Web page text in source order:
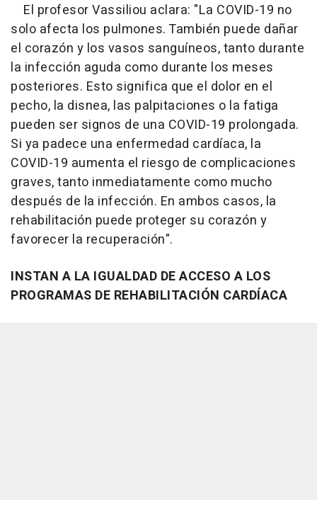
El profesor Vassiliou aclara: "La COVID-19 no
solo afecta los pulmones. También puede dañar
el corazón y los vasos sanguíneos, tanto durante
la infección aguda como durante los meses
posteriores. Esto significa que el dolor en el
pecho, la disnea, las palpitaciones o la fatiga
pueden ser signos de una COVID-19 prolongada.
Si ya padece una enfermedad cardíaca, la
COVID-19 aumenta el riesgo de complicaciones
graves, tanto inmediatamente como mucho
después de la infección. En ambos casos, la
rehabilitación puede proteger su corazón y
favorecer la recuperación".
INSTAN A LA IGUALDAD DE ACCESO A LOS
PROGRAMAS DE REHABILITACIÓN CARDÍACA